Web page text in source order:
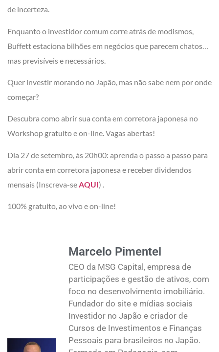
de incerteza.
Enquanto o investidor comum corre atrás de modismos,
Buffett estaciona bilhões em negócios que parecem chatos…
mas previsíveis e necessários.
Quer investir morando no Japão, mas não sabe nem por onde
começar?
Descubra como abrir sua conta em corretora japonesa no
Workshop gratuito e on-line. Vagas abertas!
Dia 27 de setembro, às 20h00: aprenda o passo a passo para
abrir conta em corretora japonesa e receber dividendos
mensais (Inscreva-se AQUI) .
100% gratuito, ao vivo e on-line!
Marcelo Pimentel
CEO da MSG Capital, empresa de
participações e gestão de ativos, com
foco no desenvolvimento imobiliário.
Fundador do site e mídias sociais
Investidor no Japão e criador de
Cursos de Investimentos e Finanças
Pessoais para brasileiros no Japão.